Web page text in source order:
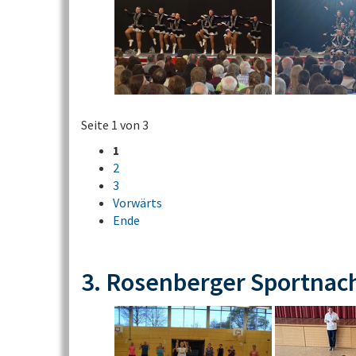
Seite 1 von 3
1
2
3
Vorwärts
Ende
3. Rosenberger